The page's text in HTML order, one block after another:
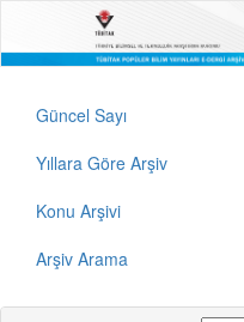
Güncel Sayı
Yıllara Göre Arşiv
Konu Arşivi
Arşiv Arama